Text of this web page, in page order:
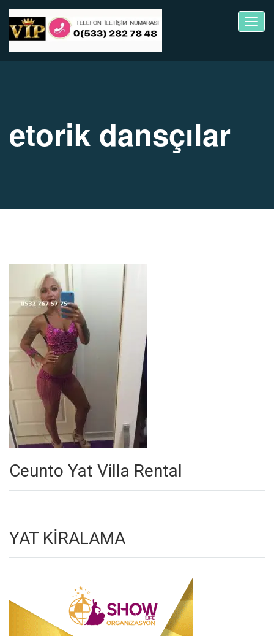
etorik dansçılar
Ceunto Yat Villa Rental
YAT KİRALAMA